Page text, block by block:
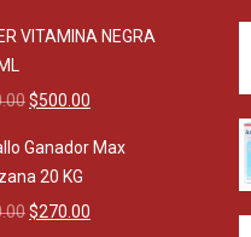
VITAMINA NEGRA
Original
was:
$550.00.
$500.00
is:
Ganador Max
20 KG
Original
$270.00